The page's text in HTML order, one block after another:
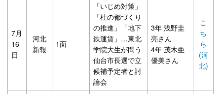
7月
16
日
河北
新報
1面
「いじめ対策」
「杜の都づくり
の推進」「地下
鉄運賃」…東北
学院大生が問う
仙台市長選で立
候補予定者と討
論会
3年 浅野圭
亮さん
4年 茂木亜
優美さん
こ
ち
ら
(河
北)